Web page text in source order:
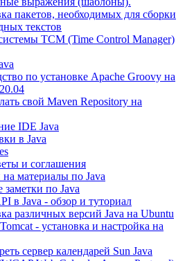
пакетов, необходимых для сборки
текстов
TCM (Time Control Manager)
по установке Apache Groovy на
свой Maven Repository на
IDE Java
в Java
и соглашения
материалы по Java
заметки по Java
в Java - обзор и туториал
различных версий Java на Ubuntu
- установка и настройка на
сервер календарей Sun Java